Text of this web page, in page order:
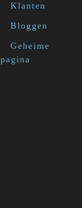
Klanten
Bloggen
Geheime
pagina